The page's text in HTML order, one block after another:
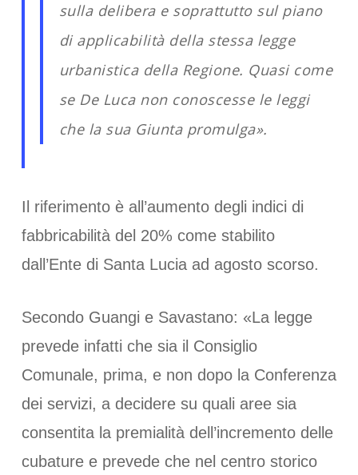
sulla delibera e soprattutto sul piano
di applicabilità della stessa legge
urbanistica della Regione. Quasi come
se De Luca non conoscesse le leggi
che la sua Giunta promulga».
Il riferimento è all’aumento degli indici di
fabbricabilità del 20% come stabilito
dall’Ente di Santa Lucia ad agosto scorso.
Secondo Guangi e Savastano: «La legge
prevede infatti che sia il Consiglio
Comunale, prima, e non dopo la Conferenza
dei servizi, a decidere su quali aree sia
consentita la premialità dell’incremento delle
cubature e prevede che nel centro storico